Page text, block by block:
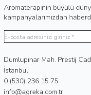
Aromaterapinin büyülü
kampanyalarımızdan
Adres
Dumlupınar Mah. Prestij
İstanbul
Telefon
0 (530) 236 15 75
E-Posta
info@agreka.com.tr